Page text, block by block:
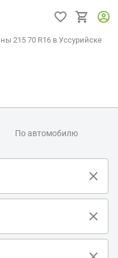
215 70 R16 в Уссурийске
По автомобилю